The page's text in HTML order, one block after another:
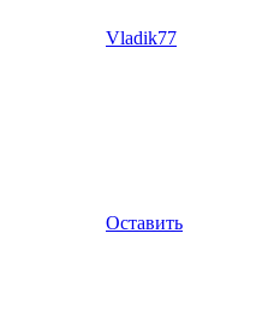
Vladik77
Оставить